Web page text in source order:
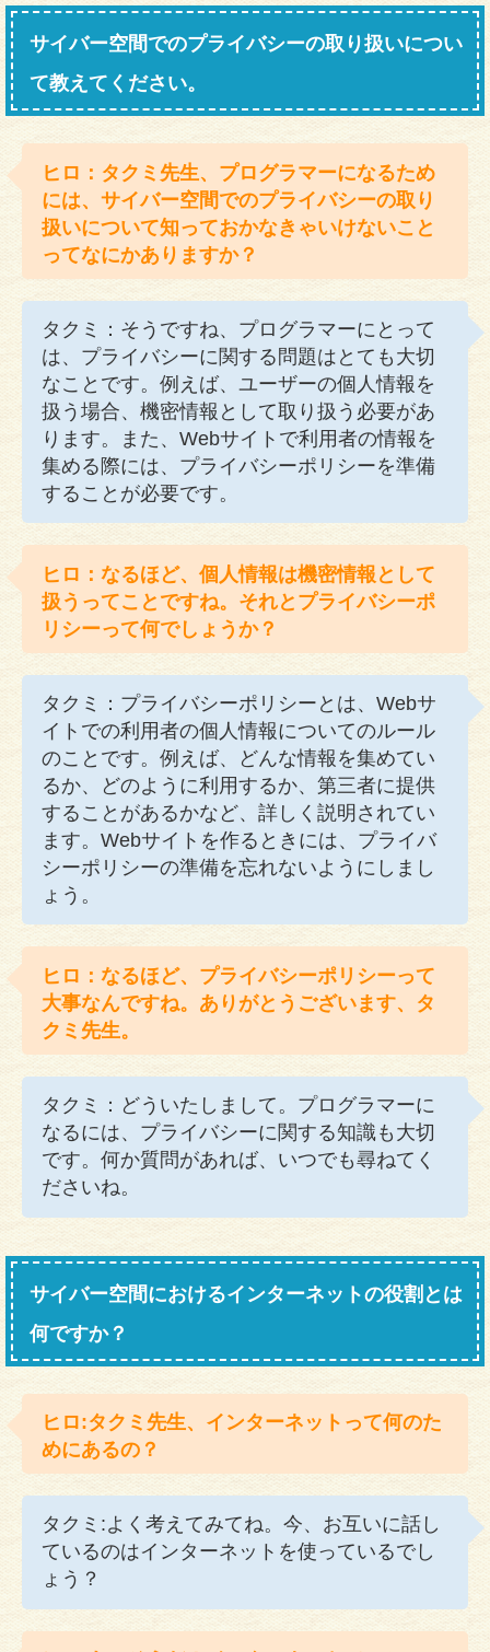
サイバー空間でのプライバシーの取り扱いについ
て教えてください。
ヒロ：タクミ先生、プログラマーになるため
には、サイバー空間でのプライバシーの取り
扱いについて知っておかなきゃいけないこと
ってなにかありますか？
タクミ：そうですね、プログラマーにとって
は、プライバシーに関する問題はとても大切
なことです。例えば、ユーザーの個人情報を
扱う場合、機密情報として取り扱う必要があ
ります。また、Webサイトで利用者の情報を
集める際には、プライバシーポリシーを準備
することが必要です。
ヒロ：なるほど、個人情報は機密情報として
扱うってことですね。それとプライバシーポ
リシーって何でしょうか？
タクミ：プライバシーポリシーとは、Webサ
イトでの利用者の個人情報についてのルール
のことです。例えば、どんな情報を集めてい
るか、どのように利用するか、第三者に提供
することがあるかなど、詳しく説明されてい
ます。Webサイトを作るときには、プライバ
シーポリシーの準備を忘れないようにしまし
ょう。
ヒロ：なるほど、プライバシーポリシーって
大事なんですね。ありがとうございます、タ
クミ先生。
タクミ：どういたしまして。プログラマーに
なるには、プライバシーに関する知識も大切
です。何か質問があれば、いつでも尋ねてく
ださいね。
サイバー空間におけるインターネットの役割とは
何ですか？
ヒロ:タクミ先生、インターネットって何のた
めにあるの？
タクミ:よく考えてみてね。今、お互いに話し
ているのはインターネットを使っているでし
ょう？